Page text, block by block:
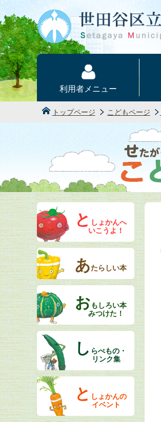
本文へ
利用者メニュー
トップページ こどもページ
と しょかんへ
いこうよ！
あたらしい本
おもしろい本
みつけた！
し らべもの・
リンク集
と しょかんの
イベント